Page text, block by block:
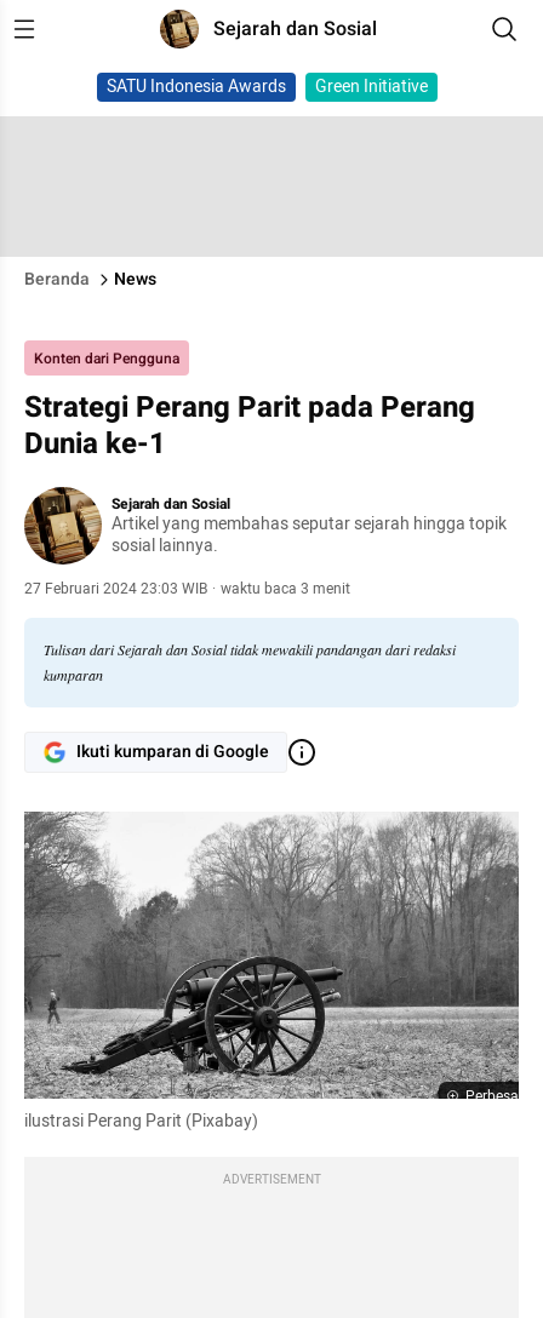
Sejarah dan Sosial
SATU Indonesia Awards Green Initiative
Beranda News
Konten dari Pengguna
Strategi Perang Parit pada Perang
Dunia ke-1
Sejarah dan Sosial
Artikel yang membahas seputar sejarah hingga topik
sosial lainnya.
27 Februari 2024 23:03 WIB · waktu baca 3 menit
Tulisan dari Sejarah dan Sosial tidak mewakili pandangan dari redaksi
kumparan
Ikuti kumparan di Google
Perbesar
ilustrasi Perang Parit (Pixabay)
ADVERTISEMENT